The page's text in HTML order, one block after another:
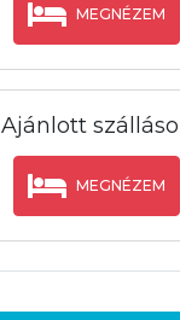
MEGNÉZEM
Ajánlott
MEGNÉZEM